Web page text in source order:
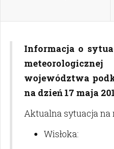
Informacja o
województwa
na dzień 17 maja
Aktualna sytuacja na
Wisłoka: